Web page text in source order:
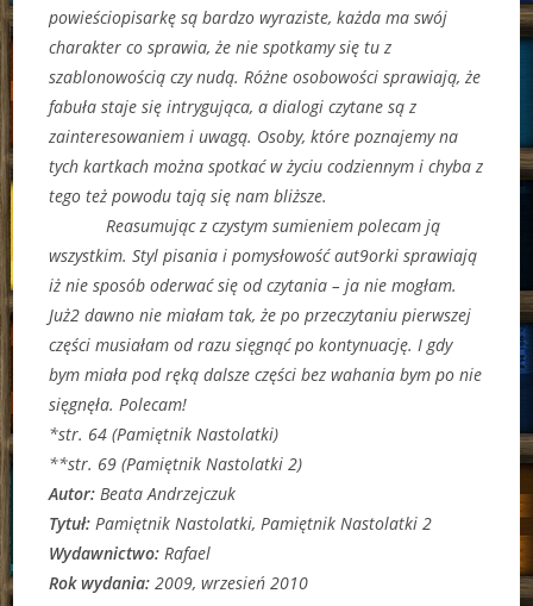
powieściopisarkę są bardzo wyraziste, każda ma swój
charakter co sprawia, że nie spotkamy się tu z
szablonowością czy nudą. Różne osobowości sprawiają, że
fabuła staje się intrygująca, a dialogi czytane są z
zainteresowaniem i uwagą. Osoby, które poznajemy na
tych kartkach można spotkać w życiu codziennym i chyba z
tego też powodu tają się nam bliższe.
Reasumując z czystym sumieniem polecam ją
wszystkim. Styl pisania i pomysłowość aut9orki sprawiają
iż nie sposób oderwać się od czytania – ja nie mogłam.
Już2 dawno nie miałam tak, że po przeczytaniu pierwszej
części musiałam od razu sięgnąć po kontynuację. I gdy
bym miała pod ręką dalsze części bez wahania bym po nie
sięgnęła. Polecam!
*str. 64 (Pamiętnik Nastolatki)
**str. 69 (Pamiętnik Nastolatki 2)
Autor: Beata Andrzejczuk
Tytuł: Pamiętnik Nastolatki, Pamiętnik Nastolatki 2
Wydawnictwo: Rafael
Rok wydania:2009, wrzesień 2010